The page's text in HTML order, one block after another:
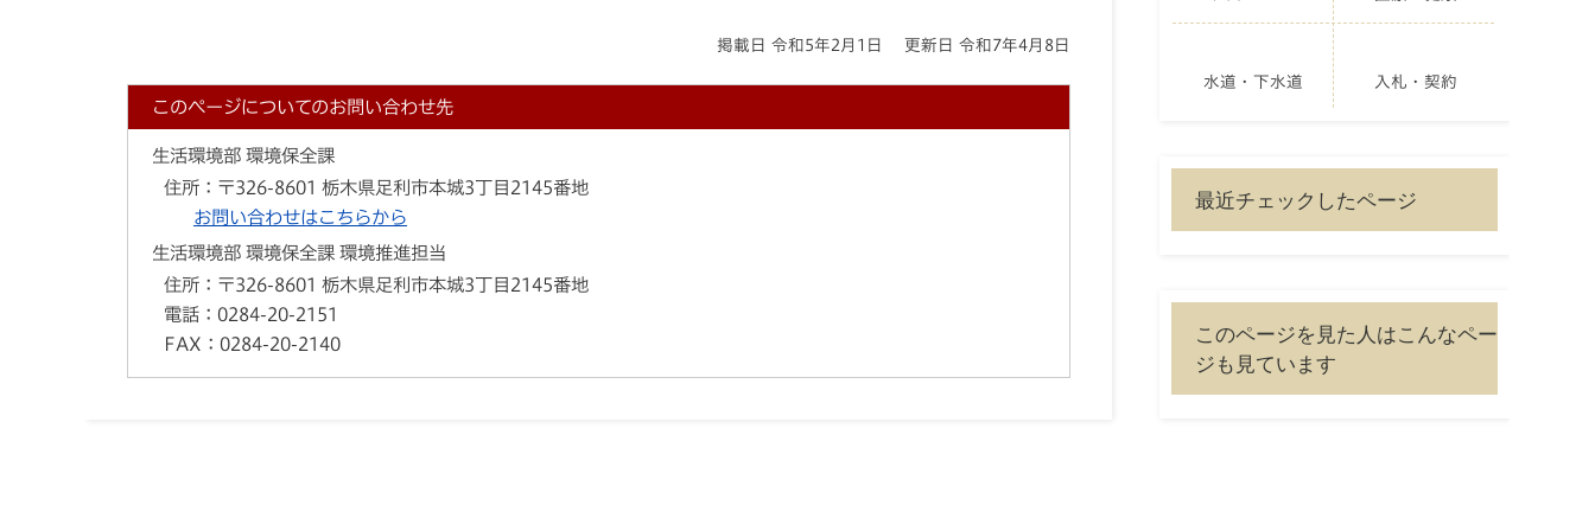
掲載日 令和5年2月1日 更新日 令和7年4月8日
このページについてのお問い合わせ先
生活環境部 環境保全課
住所： 〒326-8601 栃木県足利市本城3丁目2145番地
お問い合わせはこちらから
生活環境部 環境保全課 環境推進担当
住所： 〒326-8601 栃木県足利市本城3丁目2145番地
電話： 0284-20-2151
FAX： 0284-20-2140
水道・下水道 入札・契約
最近チェックしたページ
このページを見た人はこんなペー
ジも見ています